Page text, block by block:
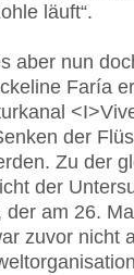
läuft“.
aber nun
Faría
der
Zu der
der
der am 26.
zuvor nicht